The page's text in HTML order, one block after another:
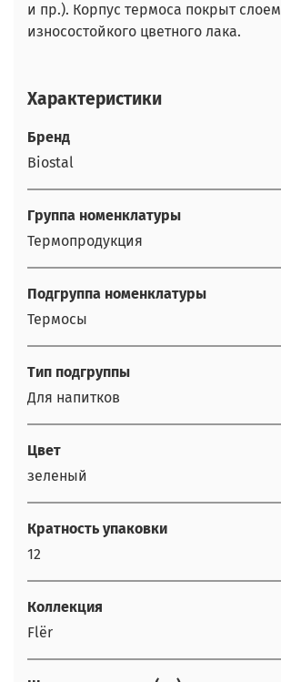
и пр.). Корпус термоса покрыт слоем
износостойкого цветного лака.
Характеристики
Бренд
Biostal
Группа номенклатуры
Термопродукция
Подгруппа номенклатуры
Термосы
Тип подгруппы
Для напитков
Цвет
зеленый
Кратность упаковки
12
Коллекция
Flër